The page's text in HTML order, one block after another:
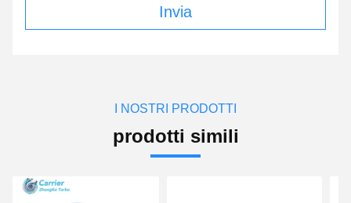
Invia
I NOSTRI PRODOTTI
prodotti simili